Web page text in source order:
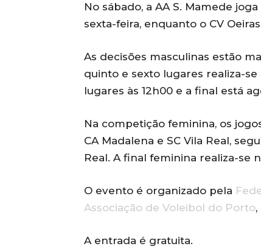
No sábado, a AA S. Mamede
sexta-feira, enquanto o CV
As decisões masculinas estão
quinto e sexto lugares realiza-
lugares às 12h00 e a final está
Na competição feminina, os
CA Madalena e SC Vila Real,
Real. A final feminina realiza-se
O evento é organizado pela
Associação de Voleibol do Porto
A entrada é gratuita.